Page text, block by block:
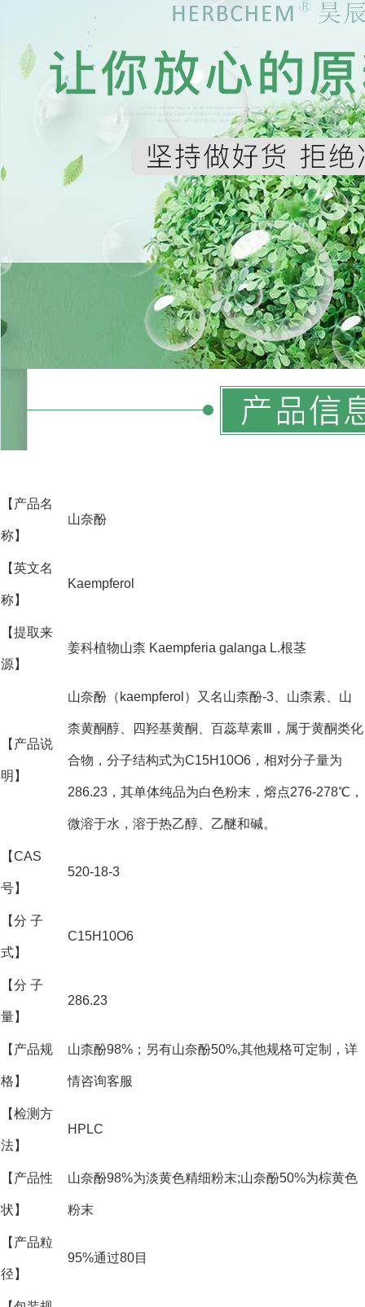
【产品名
称】
山奈酚
【英文名
称】
Kaempferol
【提取来
源】
姜科植物山柰 Kaempferia galanga L.根茎
【产品说
明】
山奈酚（kaempferol）又名山柰酚-3、山柰素、山
柰黄酮醇、四羟基黄酮、百蕊草素Ⅲ，属于黄酮类化
合物，分子结构式为C15H10O6，相对分子量为
286.23，其单体纯品为白色粉末，熔点276-278℃，
微溶于水，溶于热乙醇、乙醚和碱。
【CAS
号】
520-18-3
【分 子
式】
C15H10O6
【分 子
量】
286.23
【产品规
格】
山柰酚98%；另有山奈酚50%,其他规格可定制，详
情咨询客服
【检测方
法】
HPLC
【产品性
状】
山奈酚98%为淡黄色精细粉末;山奈酚50%为棕黄色
粉末
【产品粒
径】
95%通过80目